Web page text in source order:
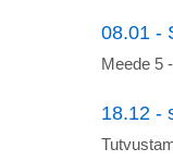
08.01 -
Meede 5
18.12 -